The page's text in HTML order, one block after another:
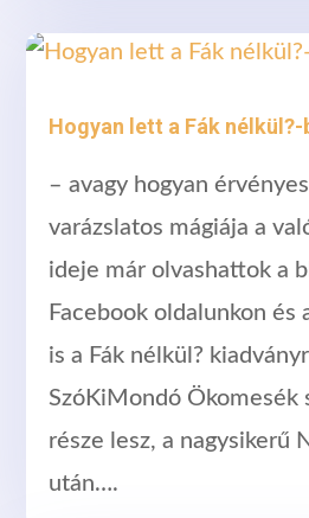
Hogyan lett a Fák
– avagy hogyan
varázslatos mágiája a
ideje már olvashattok a
Facebook oldalunkon és
is a Fák nélkül?
SzóKiMondó Ökomesék
része lesz, a nagysikerű
után….